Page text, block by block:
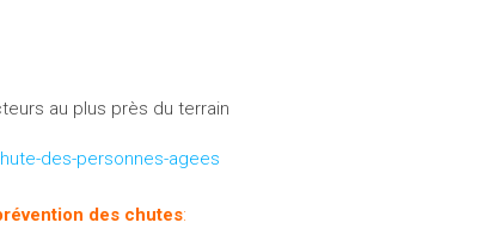
au plus près du terrain
des-personnes-agees
des chutes: